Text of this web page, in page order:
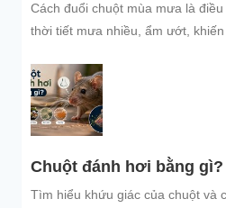
Cách đuổi chuột mùa mưa là
thời tiết mưa nhiều, ẩm ướt, khiến
Chuột đánh hơi bằng gì?
Tìm hiểu khứu giác của chuột và